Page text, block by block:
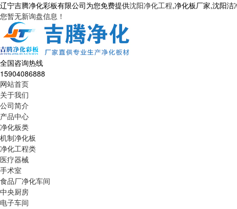
辽宁吉腾净化彩板有限公司为您免费提供沈阳净化工程,净化板厂家,沈阳洁
您暂无新询盘信息！
全国咨询热线
15904086888
网站首页
关于我们
公司简介
产品中心
净化板类
机制净化板
净化工程类
医疗器械
手术室
食品厂净化车间
中央厨房
电子车间